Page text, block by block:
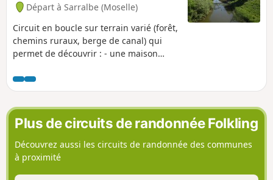
Départ à Sarralbe (Moselle)
Circuit en boucle sur terrain varié (forêt,
chemins ruraux, berge de canal) qui
permet de découvrir : - une maison
arborétum et son observatoire, - des
bunkers datant de la dernière guerre
avec vue sur toute la vallée de l'Albe, -
une chapelle du Xe siècle et un
cimetière militaire, - un pont du canal
des houillères qui fut construit avant
1867. Le retour en boucle se fait en
Plus de circuits de randonnée Folkling
Découvrez aussi les circuits de randonnée des communes
à proximité